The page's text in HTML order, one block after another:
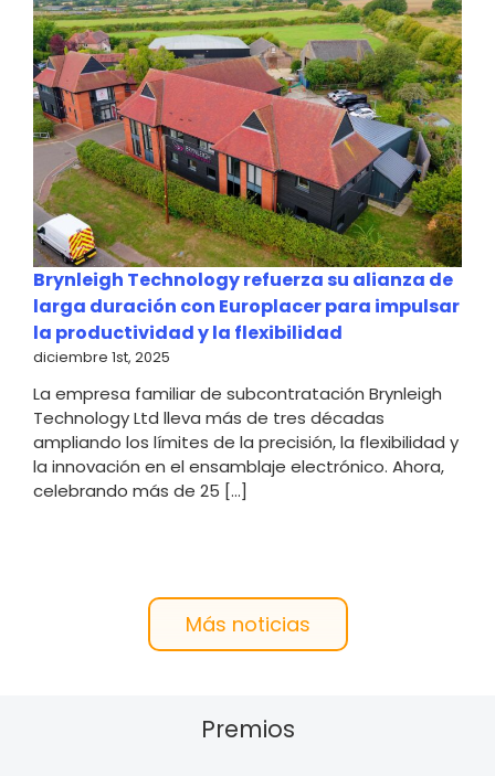
Brynleigh Technology refuerza su alianza de
larga duración con Europlacer para impulsar
la productividad y la flexibilidad
diciembre 1st, 2025
La empresa familiar de subcontratación Brynleigh
Technology Ltd lleva más de tres décadas
ampliando los límites de la precisión, la flexibilidad y
la innovación en el ensamblaje electrónico. Ahora,
celebrando más de 25 [...]
Más noticias
Premios